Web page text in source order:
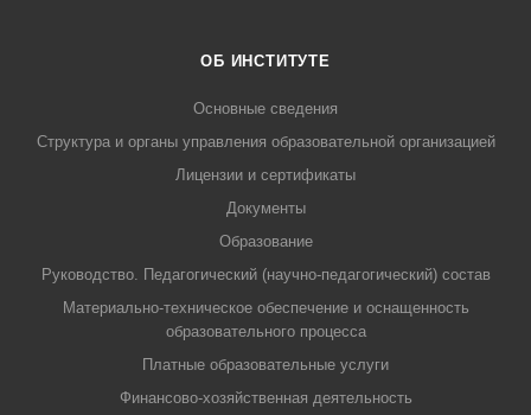
ОБ ИНСТИТУТЕ
Основные сведения
Структура и органы управления образовательной организацией
Лицензии и сертификаты
Документы
Образование
Руководство. Педагогический (научно-педагогический) состав
Материально-техническое обеспечение и оснащенность
образовательного процесса
Платные образовательные услуги
Финансово-хозяйственная деятельность